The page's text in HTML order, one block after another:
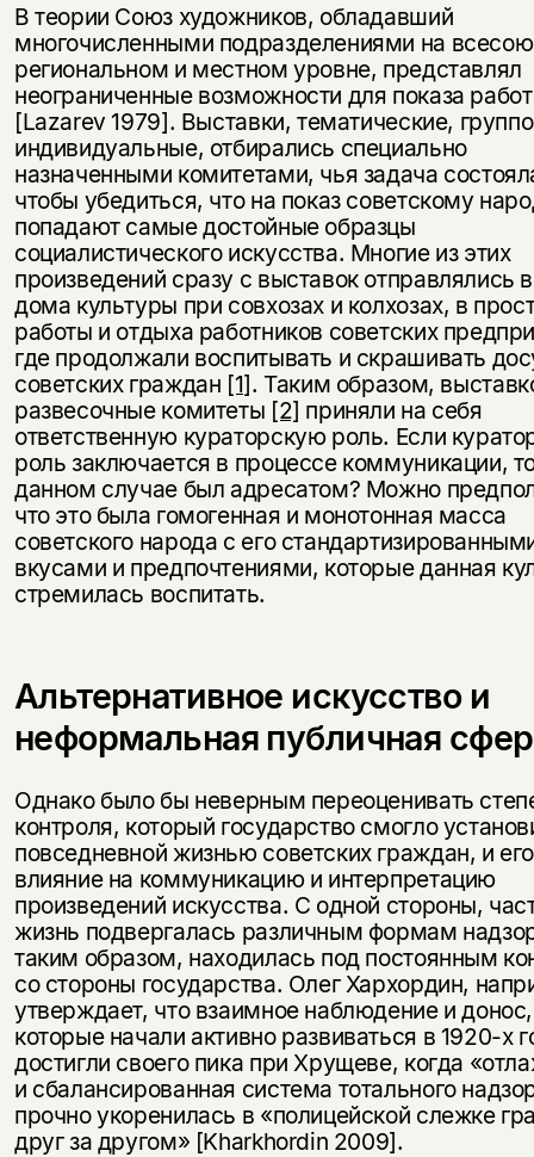
В теории Союз художников, обладавший
многочисленными подразделениями на
региональном и местном уровне, представлял
неограниченные возможности для показа работ
[Lazarev 1979]. Выставки, тематические,
индивидуальные, отбирались специально
назначенными комитетами, чья задача
чтобы убедиться, что на показ советскому
попадают самые достойные образцы
социалистического искусства. Многие из этих
произведений сразу с выставок отправлялись
дома культуры при совхозах и колхозах, в
работы и отдыха работников советских
где продолжали воспитывать и скрашивать
советских граждан [1]. Таким образом,
развесочные комитеты [2] приняли на себя
ответственную кураторскую роль. Если
роль заключается в процессе коммуникации,
данном случае был адресатом? Можно
что это была гомогенная и монотонная масса
советского народа с его
вкусами и предпочтениями, которые данная
стремилась воспитать.
Альтернативное искусство и
неформальная публичная
Однако было бы неверным переоценивать
контроля, который государство смогло
повседневной жизнью советских граждан, и его
влияние на коммуникацию и интерпретацию
произведений искусства. С одной стороны,
жизнь подвергалась различным формам
таким образом, находилась под постоянным
со стороны государства. Олег Хархордин,
утверждает, что взаимное наблюдение и донос,
которые начали активно развиваться в 1920-х
достигли своего пика при Хрущеве, когда
и сбалансированная система тотального
прочно укоренилась в «полицейской слежке
друг за другом» [Kharkhordin 2009].